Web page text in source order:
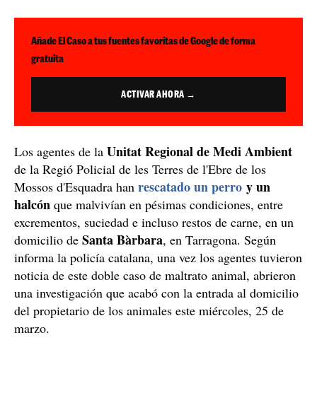
Añade El Caso a tus fuentes favoritas de Google de forma
gratuita
ACTIVAR AHORA →
Los agentes de la Unitat Regional de Medi Ambient
de la Regió Policial de les Terres de l'Ebre de los
Mossos d'Esquadra han rescatado un perro y un
halcón que malvivían en pésimas condiciones, entre
excrementos, suciedad e incluso restos de carne, en un
domicilio de Santa Bàrbara, en Tarragona. Según
informa la policía catalana, una vez los agentes tuvieron
noticia de este doble caso de maltrato animal, abrieron
una investigación que acabó con la entrada al domicilio
del propietario de los animales este miércoles, 25 de
marzo.